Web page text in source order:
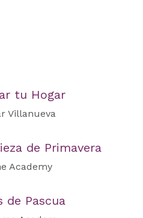
tu Hogar
Villanueva
de Primavera
Academy
de Pascua